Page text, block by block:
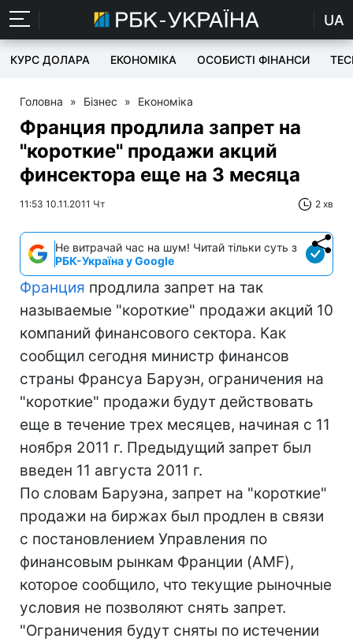
UA
КУРС ДОЛАРА ЕКОНОМІКА ОСОБИСТІ ФІНАНСИ
Головна » Бізнес » Економіка
Франция продлила запрет на
"короткие" продажи акций
финсектора еще на 3 месяца
11:53 10.11.2011 Чт 2 хв
Не витрачай час на шум! Читай тільки суть з
РБК-Україна у Google
Франция продлила запрет на так
называемые "короткие" продажи акций 10
компаний финансового сектора. Как
сообщил сегодня министр финансов
страны Франсуа Баруэн, ограничения на
"короткие" продажи будут действовать
еще в течение трех месяцев, начиная с 11
ноября 2011 г. Предыдущий запрет был
введен 11 августа 2011 г.
По словам Баруэна, запрет на "короткие"
продажи на биржах был продлен в связи
с постановлением Управления по
финансовым рынкам Франции (AMF),
которое сообщило, что текущие рыночные
условия не позволяют снять запрет.
"Ограничения будут сняты по истечении